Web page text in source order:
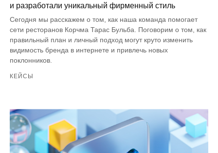
и разработали уникальный фирменный стиль
Сегодня мы расскажем о том, как наша команда помогает
сети ресторанов Корчма Тарас Бульба. Поговорим о том, как
правильный план и личный подход могут круто изменить
видимость бренда в интернете и привлечь новых
поклонников.
КЕЙСЫ